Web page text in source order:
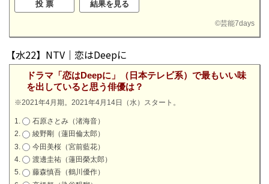
©芸能7days
【水22】NTV｜恋はDeepに
ドラマ「恋はDeepに」（日本テレビ系）で最もいい味
を出していると思う俳優は？
※2021年4月期。2021年4月14日（水）スタート。
石原さとみ（渚海音）
綾野剛（蓮田倫太郎）
今田美桜（宮前藍花）
渡邊圭祐（蓮田榮太郎）
藤森慎吾（鶴川優作）